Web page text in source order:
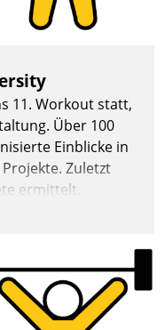
11. Workout statt,
Über 100
Einblicke in
Zuletzt
ermittelt.